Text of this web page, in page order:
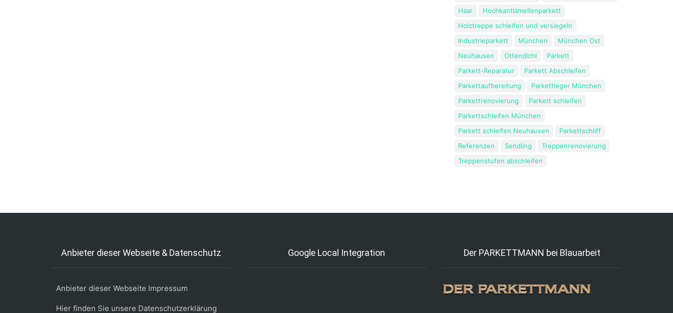
Haar
Hochkantlamellenparkett
Holztreppe schleifen und versiegeln
Industrieparkett
München
München Ost
Neuhausen
Ottendichl
Parkett
Parkett-Reparatur
Parkett Abschleifen
Parkettaufbereitung
Parkettleger München
Parkettrenovierung
Parkett schleifen
Parkettschleifen München
Parkett schleifen Neuhausen
Parkettschliff
Referenzen
Sendling
Treppenrenovierung
Treppenstufen abschleifen
Anbieter dieser Webseite & Datenschutz
Anbieter dieser Webseite Impressum
Hier finden Sie unsere Datenschutzerklärung
Google Local Integration Der PARKETTMANN bei Blauarbeit